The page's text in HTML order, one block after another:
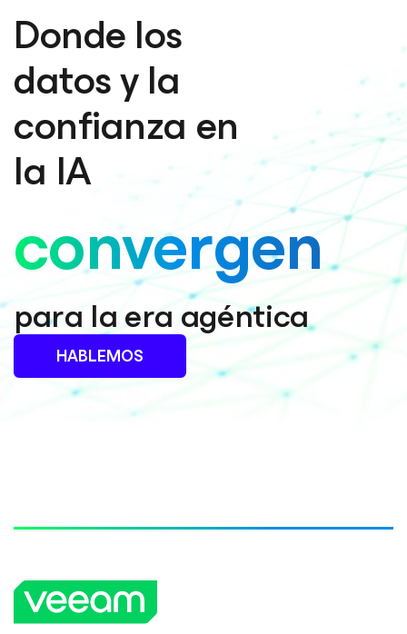
Donde los
datos y la
confianza en
la IA
convergen
para la era agéntica
HABLEMOS